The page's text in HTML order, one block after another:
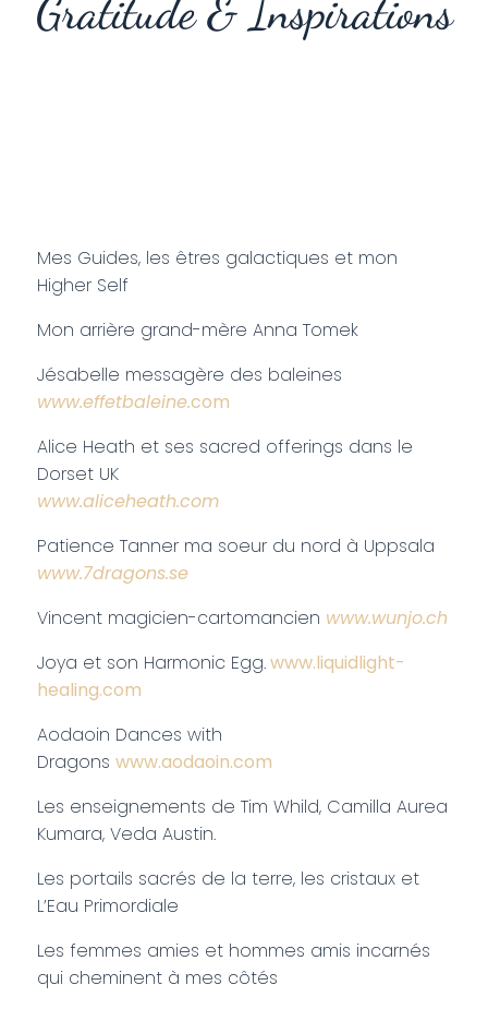
Gratitude & Inspirations
Mes Guides, les êtres galactiques et mon
Higher Self
Mon arrière grand-mère Anna Tomek
Jésabelle messagère des baleines
www.effetbaleine.com
Alice Heath et ses sacred offerings dans le
Dorset UK
www.aliceheath.com
Patience Tanner ma soeur du nord à Uppsala
www.7dragons.se
Vincent magicien-cartomancien www.wunjo.ch
Joya et son Harmonic Egg.www.liquidlight-
healing.com
Aodaoin Dances with
Dragonswww.aodaoin.com
Les enseignements de Tim Whild, Camilla Aurea
Kumara, Veda Austin.
Les portails sacrés de la terre, les cristaux et
L’Eau Primordiale
Les femmes amies et hommes amis incarnés
qui cheminent à mes côtés